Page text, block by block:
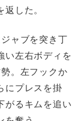
した。
ャブを突き丁
い左右ボディを
。左フックか
にプレスを掛
がるキムを追い